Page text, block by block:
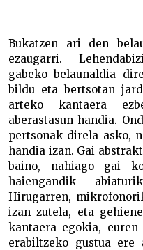
Bukatzen ari den
ezaugarri.
gabeko belaunaldia
bildu eta bertsotan
arteko kantaera
aberastasun handia.
pertsonak direla asko,
handia izan. Gai
baino, nahiago gai
haiengandik
Hirugarren,
izan zutela, eta
kantaera egokia,
erabiltzeko gustua ere